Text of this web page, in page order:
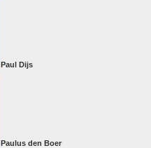
Paul Dijs
Paulus den Boer